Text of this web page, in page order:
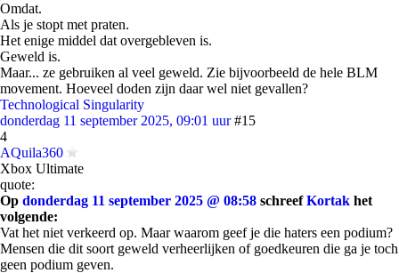
Omdat.
Als je stopt met praten.
Het enige middel dat overgebleven is.
Geweld is.
Maar... ze gebruiken al veel geweld. Zie bijvoorbeeld de hele BLM
movement. Hoeveel doden zijn daar wel niet gevallen?
Technological Singularity
donderdag 11 september 2025, 09:01 uur #15
4
AQuila360
Xbox Ultimate
quote:
Op donderdag 11 september 2025 @ 08:58 schreefKortak het
volgende:
Vat het niet verkeerd op. Maar waarom geef je die haters een podium?
Mensen die dit soort geweld verheerlijken of goedkeuren die ga je toch
geen podium geven.